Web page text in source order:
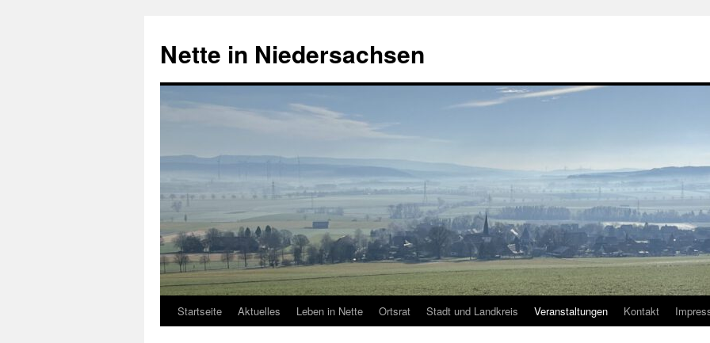
springen
Nette in Niedersachsen
Startseite Aktuelles Leben in Nette Ortsrat Stadt und Landkreis Veranstaltungen Kontakt